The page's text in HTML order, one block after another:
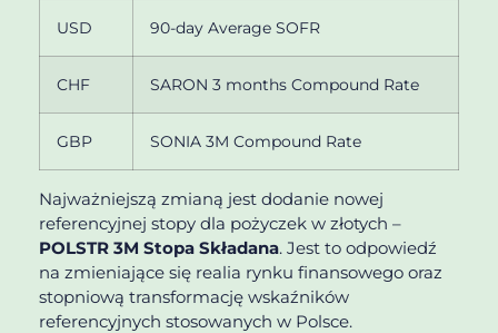
USD 90-day Average SOFR
CHF SARON 3 months Compound Rate
GBP SONIA 3M Compound Rate
Najważniejszą zmianą jest dodanie nowej
referencyjnej stopy dla pożyczek w złotych –
POLSTR 3M Stopa Składana. Jest to odpowiedź
na zmieniające się realia rynku finansowego oraz
stopniową transformację wskaźników
referencyjnych stosowanych w Polsce.